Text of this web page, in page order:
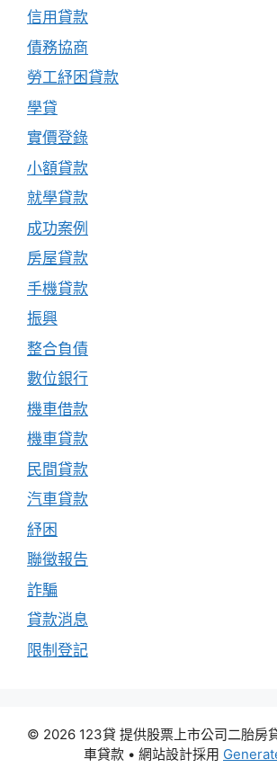
信用貸款
債務協商
勞工紓困貸款
學貸
實價登錄
小額貸款
就學貸款
成功案例
房屋貸款
手機貸款
振興
整合負債
數位銀行
機車借款
機車貸款
民間貸款
汽車貸款
紓困
聯徵報告
詐騙
貸款消息
限制登記
© 2026 123貸 提供股票上市公司二胎房
車貸款 • 網站設計採用